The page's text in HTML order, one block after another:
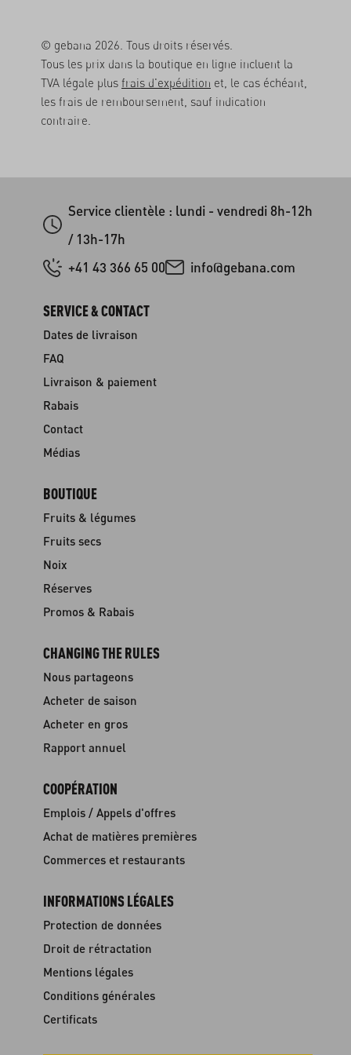
© gebana 2026. Tous droits réservés.
Tous les prix dans la boutique en ligne incluent la
TVA légale plus frais d'expédition et, le cas échéant,
les frais de remboursement, sauf indication
contraire.
Service clientèle : lundi - vendredi 8h-12h
/ 13h-17h
+41 43 366 65 00
info@gebana.com
SERVICE & CONTACT
Dates de livraison
FAQ
Livraison & paiement
Rabais
Contact
Médias
BOUTIQUE
Fruits & légumes
Fruits secs
Noix
Réserves
Promos & Rabais
CHANGING THE RULES
Nous partageons
Acheter de saison
Acheter en gros
Rapport annuel
COOPÉRATION
Emplois / Appels d'offres
Achat de matières premières
Commerces et restaurants
INFORMATIONS LÉGALES
Protection de données
Droit de rétractation
Mentions légales
Conditions générales
Certificats